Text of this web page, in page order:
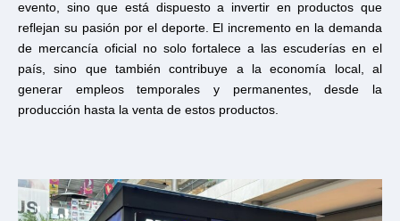
evento, sino que está dispuesto a invertir en productos que
reflejan su pasión por el deporte. El incremento en la demanda
de mercancía oficial no solo fortalece a las escuderías en el
país, sino que también contribuye a la economía local, al
generar empleos temporales y permanentes, desde la
producción hasta la venta de estos productos.